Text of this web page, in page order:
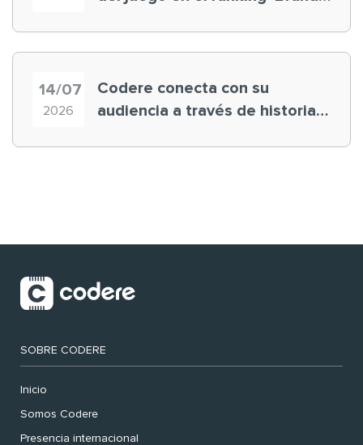
14/07
2026
Codere conecta con su
audiencia a través de historias
SOBRE CODERE
Inicio
Somos Codere
Presencia internacional